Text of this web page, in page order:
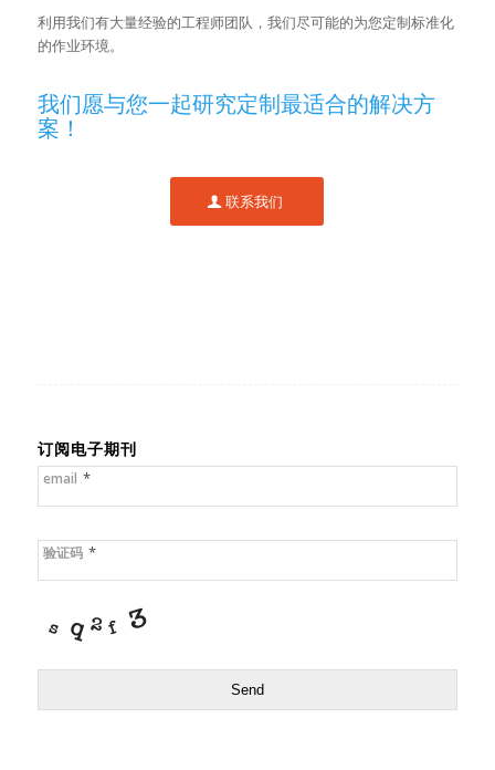
利用我们有大量经验的工程师团队，我们尽可能的为您定制标准化
的作业环境。
我们愿与您一起研究定制最适合的解决方
案！
联系我们
订阅电子期刊
email *
验证码 *
Send